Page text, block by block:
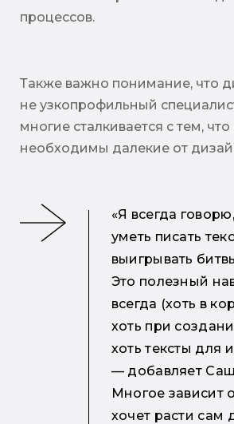
процессов.
Также важно понимание, что
не узкопрофильный
многие сталкивается с тем,
необходимы далекие от
«Я всегда
уметь писать
выигрывать
Это полезный
всегда (хоть в
хоть при
хоть тексты для
— добавляет
Многое зависит
хочет расти сам